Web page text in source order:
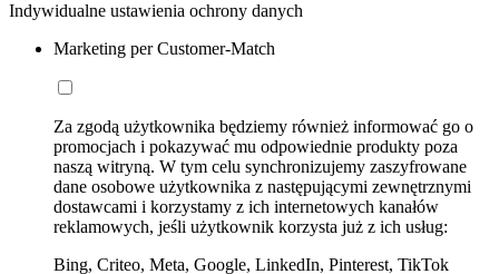
Indywidualne ustawienia ochrony danych
Marketing per Customer-Match
Za zgodą użytkownika będziemy również informować go o
promocjach i pokazywać mu odpowiednie produkty poza
naszą witryną. W tym celu synchronizujemy zaszyfrowane
dane osobowe użytkownika z następującymi zewnętrznymi
dostawcami i korzystamy z ich internetowych kanałów
reklamowych, jeśli użytkownik korzysta już z ich usług:
Bing, Criteo, Meta, Google, LinkedIn, Pinterest, TikTok